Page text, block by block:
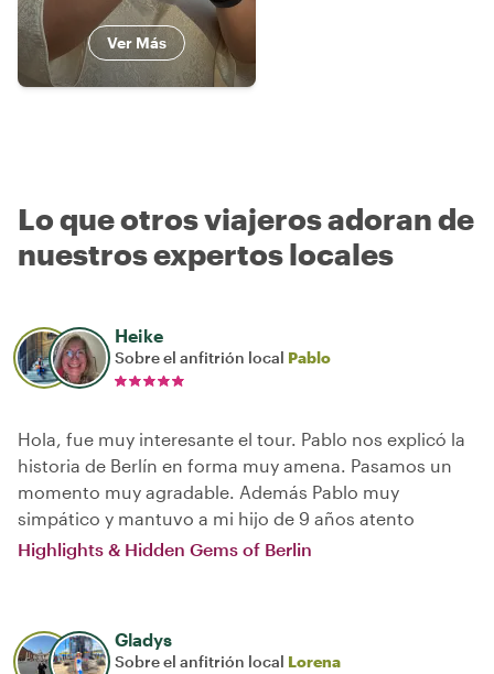
Ver Más
Lo que otros viajeros adoran de
nuestros expertos locales
Heike
Sobre el anfitrión local Pablo
Hola, fue muy interesante el tour. Pablo nos explicó la
historia de Berlín en forma muy amena. Pasamos un
momento muy agradable. Además Pablo muy
simpático y mantuvo a mi hijo de 9 años atento
Highlights & Hidden Gems of Berlin
Gladys
Sobre el anfitrión local Lorena